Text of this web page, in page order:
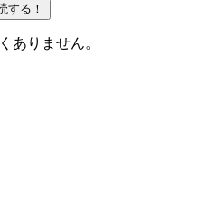
する！
ありません。